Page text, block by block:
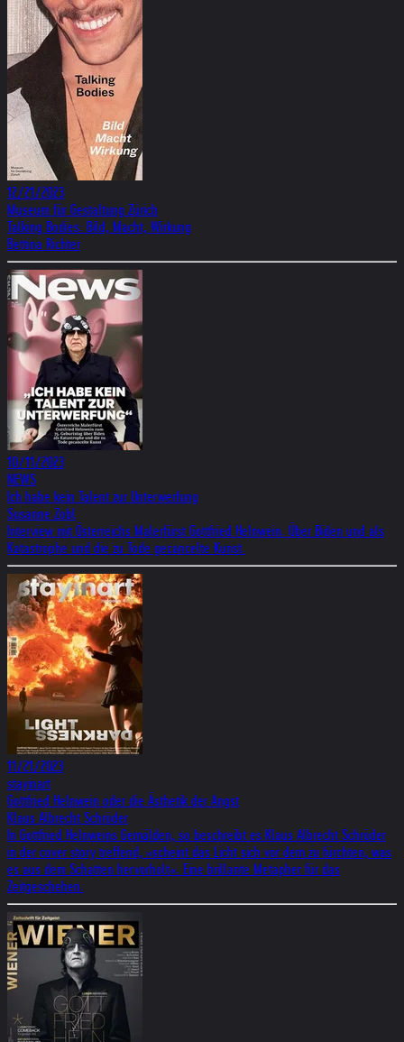
12/21/2023
Museum für Gestaltung Zürich
Talking Bodies: Bild, Macht, Wirkung
Bettina Richter
10/11/2023
NEWS
Ich habe kein Talent zur Unterwerfung
Susanne Zobl
Interview mit Österreichs Malerfürst Gottfried Helnwein. Über Biden und als
Katastrophe und die zu Tode gecancelte Kunst.
11/21/2023
stayinart
Gottfried Helnwein oder die Ästhetik der Angst
Klaus Albrecht Schröder
In Gottfried Helnweins Gemälden, so beschreibt es Klaus Albrecht Schröder
in der cover story treffend, »scheint das Licht sich vor dem zu fürchten, was
es aus dem Schatten hervorholt«. Eine brillante Metapher für das
Zeitgeschehen.